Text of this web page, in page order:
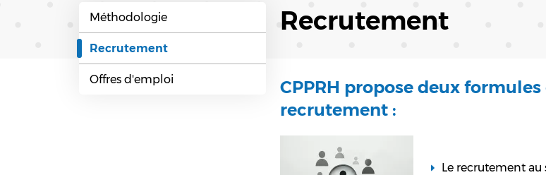
Recrutement
CPPRH propose deux
recrutement :
Le recrutement au
Méthodologie
Recrutement
Offres d'emploi